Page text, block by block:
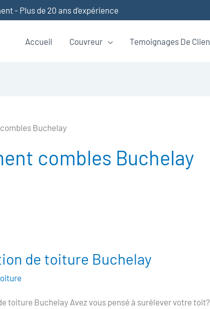
- Plus de 20 ans d’expérience
Accueil Couvreur Temoignages De
Buchelay
combles Buchelay
de toiture Buchelay
toiture Buchelay Avez vous pensé à surélever votre